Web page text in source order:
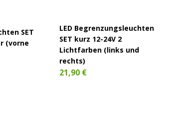
SET
(vorne
LED Begrenzungsleuchten
SET kurz 12-24V 2
Lichtfarben (links und
rechts)
21,90 €